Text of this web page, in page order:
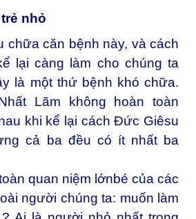
nhỏ
chữa căn bệnh này, và cách
lại càng làm cho chúng ta
là một thứ bệnh khó chữa.
Lãm không hoàn toàn
khi kể lại cách Đức Giêsu
cả ba đều có ít nhất ba
quan niệm lớnbé của các
người chúng ta: muốn làm